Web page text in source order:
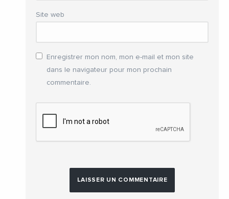
Site web
Enregistrer mon nom, mon e-mail et mon site
dans le navigateur pour mon prochain
commentaire.